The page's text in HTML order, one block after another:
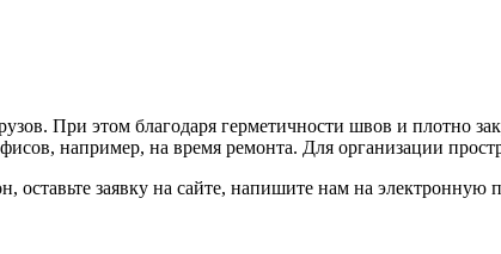
При этом благодаря герметичности швов и плотно
например, на время ремонта. Для организации
оставьте заявку на сайте, напишите нам на электронную